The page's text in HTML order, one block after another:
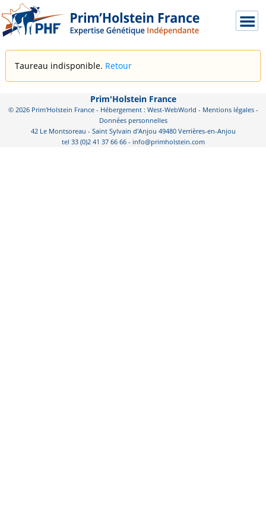
Taureau indisponible. Retour
Prim'Holstein France
© 2026 Prim'Holstein France - Hébergement : West-WebWorld - Mentions légales-
Données personnelles
42 Le Montsoreau - Saint Sylvain d'Anjou 49480 Verrières-en-Anjou
tel 33 (0)2 41 37 66 66 - info@primholstein.com